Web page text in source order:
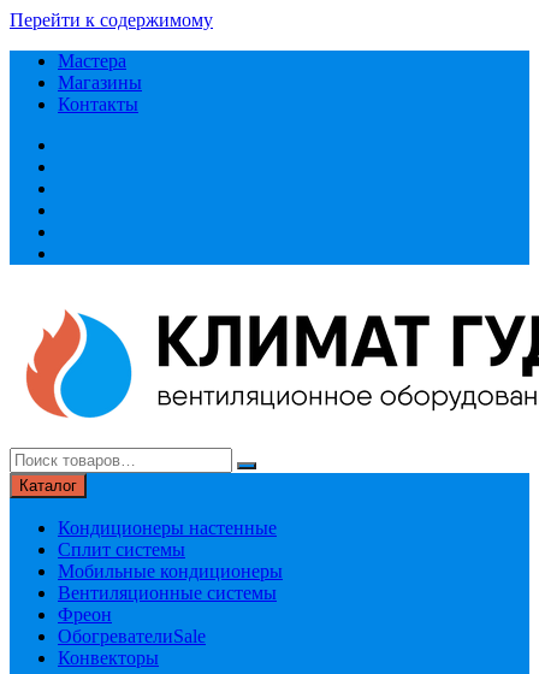
Перейти к содержимому
Мастера
Магазины
Контакты
Каталог
Кондиционеры настенные
Сплит системы
Мобильные кондиционеры
Вентиляционные системы
Фреон
ОбогревателиSale
Конвекторы